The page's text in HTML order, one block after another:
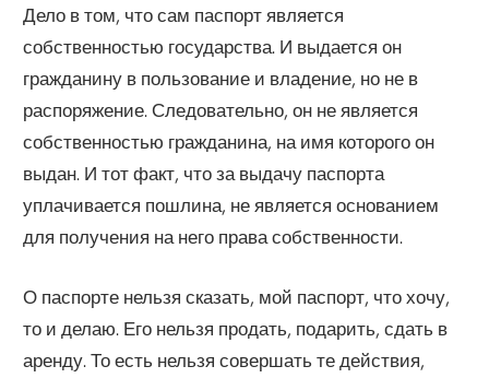
Дело в том, что сам паспорт является
собственностью государства. И выдается он
гражданину в пользование и владение, но не в
распоряжение. Следовательно, он не является
собственностью гражданина, на имя которого он
выдан. И тот факт, что за выдачу паспорта
уплачивается пошлина, не является основанием
для получения на него права собственности.
О паспорте нельзя сказать, мой паспорт, что хочу,
то и делаю. Его нельзя продать, подарить, сдать в
аренду. То есть нельзя совершать те действия,